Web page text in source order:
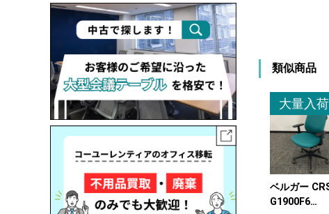
類似商品
大量入荷
ベルガー
G1900F6